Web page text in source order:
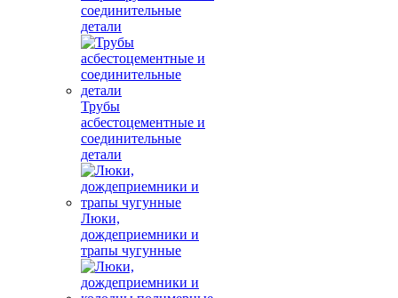
соединительные
детали
Трубы
асбестоцементные и
соединительные
детали
Люки,
дождеприемники и
трапы чугунные